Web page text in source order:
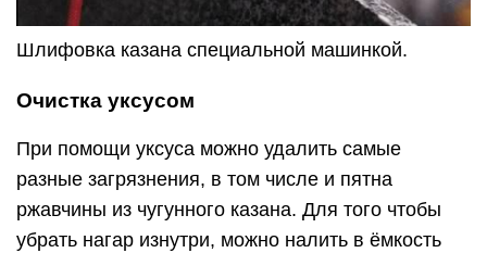
Шлифовка казана специальной машинкой.
Очистка уксусом
При помощи уксуса можно удалить самые
разные загрязнения, в том числе и пятна
ржавчины из чугунного казана. Для того чтобы
убрать нагар изнутри, можно налить в ёмкость